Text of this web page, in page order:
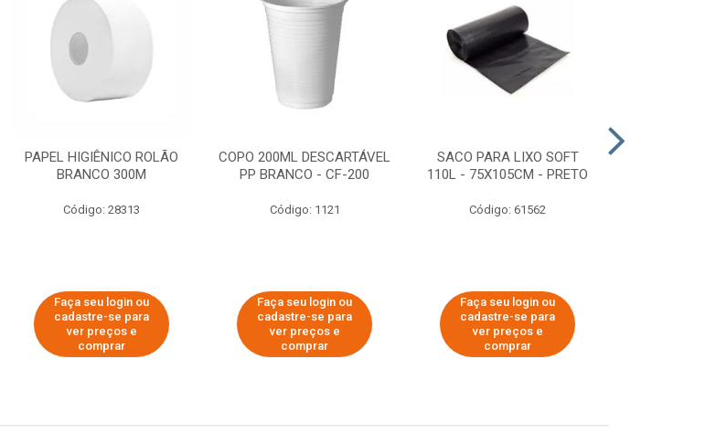
PAPEL HIGIÊNICO ROLÃO
BRANCO 300M
Código: 28313
Faça seu login ou
cadastre-se para
ver preços e
comprar
COPO 200ML DESCARTÁVEL
PP BRANCO - CF-200
Código: 1121
Faça seu login ou
cadastre-se para
ver preços e
comprar
SACO PARA LIXO SOFT
110L - 75X105CM - PRETO
Código: 61562
Faça seu login ou
cadastre-se para
ver preços e
comprar